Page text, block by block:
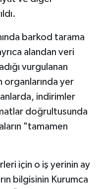
barkod tarama
alandan veri
vurgulanan
organlarında yer
indirimler
doğrultusunda
"tamamen
için o iş yerinin ay
bilgisinin Kurumca